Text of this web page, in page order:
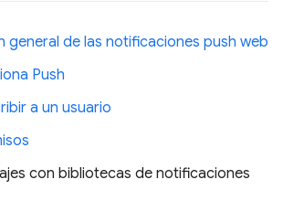
general de las notificaciones push web
Push
a un usuario
con bibliotecas de notificaciones